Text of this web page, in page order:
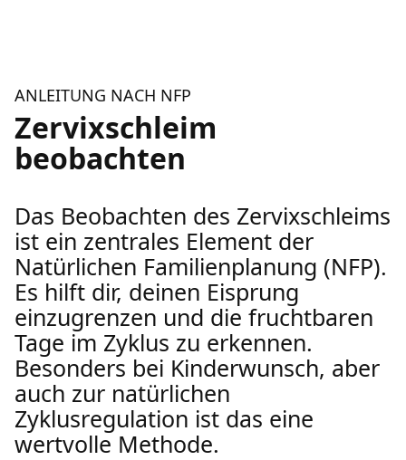
ANLEITUNG NACH NFP
Zervixschleim
beobachten
Das Beobachten des Zervixschleims
ist ein zentrales Element der
Natürlichen Familienplanung (NFP).
Es hilft dir, deinen Eisprung
einzugrenzen und die fruchtbaren
Tage im Zyklus zu erkennen.
Besonders bei Kinderwunsch, aber
auch zur natürlichen
Zyklusregulation ist das eine
wertvolle Methode.